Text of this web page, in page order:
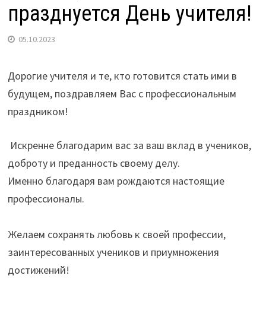
празднуется День учителя!
05.10.2023
Дорогие учителя и те, кто готовится стать ими в
будущем, поздравляем Вас с профессиональным
праздником!
Искренне благодарим вас за ваш вклад в учеников,
доброту и преданность своему делу.
Именно благодаря вам рождаются настоящие
профессионалы.
Желаем сохранять любовь к своей профессии,
заинтересованных учеников и приумножения
достижений!